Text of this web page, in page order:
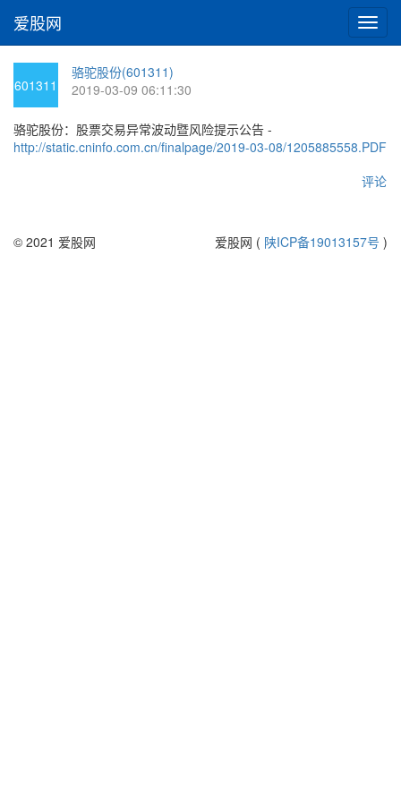
切
换
爱股网
601311
骆驼股份(601311)
2019-03-09 06:11:30
骆驼股份：股票交易异常波动暨风险提示公告 -
http://static.cninfo.com.cn/finalpage/2019-03-08/1205885558.PDF
评论
© 2021 爱股网 爱股网 ( 陕ICP备19013157号 )